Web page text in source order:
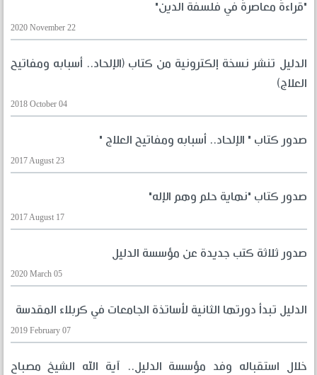
"قراءةٌ معاصرةٌ في فلسفة الدين"
2020 November 22
الدليل تنشر نسخة إلكترونية من كتاب (الإلحاد.. أسبابه ومفاتيح
العلاج)
2018 October 04
صدور كتاب " الإلحاد.. أسبابه ومفاتيح العلاج "
2017 August 23
صدور كتاب "نهاية حلم وهم الإله"
2017 August 17
صدور ثلاثة كتب جديدة عن مؤسسة الدليل
2020 March 05
الدليل تبدأ دورتها الثانية لأساتذة الجامعات في كربلاء المقدسة
2019 February 07
خلال استقباله وفد مؤسسة الدليل.. آية الله الشيخ مصباح